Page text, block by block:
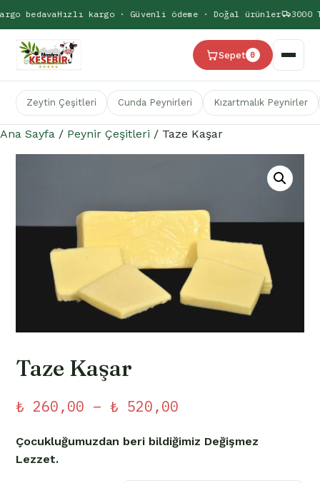
bedavaHızlı kargo · Güvenli ödeme · Doğal ürünler 3000
Sepet 0
Zeytin Çeşitleri Cunda Peynirleri Kızartmalık Peynirler
Ana Sayfa / Peynir Çeşitleri / Taze Kaşar
Taze Kaşar
₺ 260,00 – ₺ 520,00
₺ 260,00
Çocukluğumuzdan beri bildiğimiz Değişmez
Lezzet.